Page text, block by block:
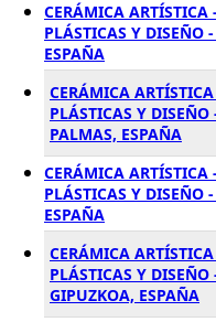
CERÁMICA ARTÍSTICA
PLÁSTICAS Y DISEÑO
ESPAÑA
CERÁMICA
PLÁSTICAS Y
PALMAS, ESPAÑA
CERÁMICA ARTÍSTICA
PLÁSTICAS Y DISEÑO
ESPAÑA
CERÁMICA
PLÁSTICAS Y
GIPUZKOA, ESPAÑA